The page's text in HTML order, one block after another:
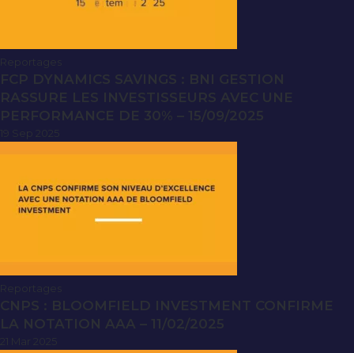
FCP DYNAMICS SAVINGS : BNI GESTION
RASSURE LES INVESTISSEURS AVEC UNE
PERFORMANCE DE 30% – 15/09/2025
CNPS : BLOOMFIELD INVESTMENT CONFIRME
LA NOTATION AAA – 11/02/2025